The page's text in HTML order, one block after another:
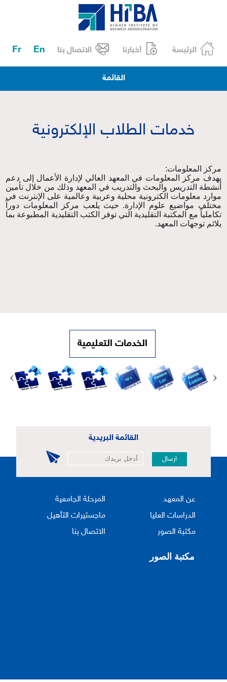
الرئيسة أخبارنا الاتصال بنا En
Fr
القائمة
خدمات الطلاب الإلكترونية
مركز المعلومات:
يهدف مركز المعلومات في المعهد العالي لإدارة الأعمال إلى دعم
أنشطة التدريس والبحث والتدريب في المعهد وذلك من خلال تأمين
موارد معلومات الكترونية محلية وعربية وعالمية على الإنترنت في
مختلف مواضيع علوم الإدارة. حيث يلعب مركز المعلومات دوراً
تكاملياً مع المكتبة التقليدية التي توفر الكتب التقليدية المطبوعة بما
يلائم توجهات المعهد.
الخدمات التعليمية
القائمة البريدية
ارسال
عن المعهد
المرحلة الجامعية
الدراسات العليا
ماجستيرات التأهيل
مكتبة الصور
الاتصال بنا